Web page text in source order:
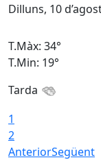
Dilluns, 10
T.Màx: 34°
T.Min: 19°
Tarda
1
2
AnteriorSegüent